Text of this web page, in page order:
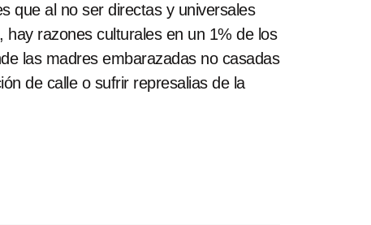
que al no ser directas y universales
hay razones culturales en un 1% de los
las madres embarazadas no casadas
de calle o sufrir represalias de la